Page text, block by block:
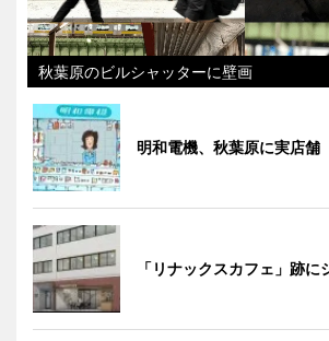
秋葉原のビルシャッターに壁画
明和電機、秋葉原に実店舗
「リナックスカフェ」跡に